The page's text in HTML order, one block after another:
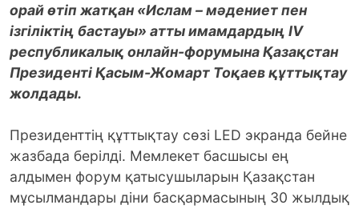
орай өтіп жатқан «Ислам – мәдениет пен
ізгіліктің бастауы» атты имамдардың IV
республикалық онлайн-форумына Қазақстан
Президенті Қасым-Жомарт Тоқаев құттықтау
жолдады.
Президенттің құттықтау сөзі LED экранда бейне
жазбада берілді. Мемлекет басшысы ең
алдымен форум қатысушыларын Қазақстан
мұсылмандары діни басқармасының 30 жылдық